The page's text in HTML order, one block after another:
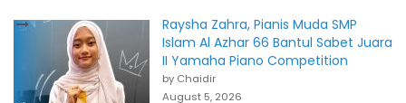
Raysha Zahra, Pianis Muda SMP
Islam Al Azhar 66 Bantul Sabet Juara
II Yamaha Piano Competition
by Chaidir
August 5, 2026